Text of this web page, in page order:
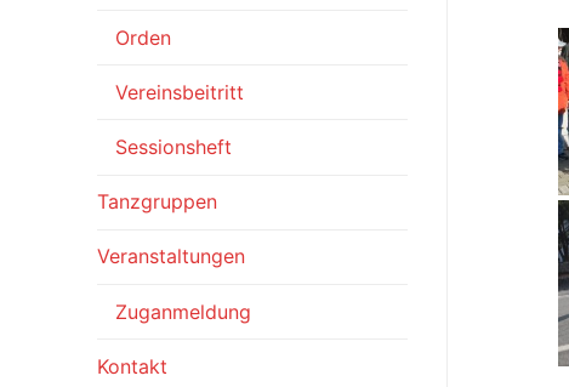
Orden
Vereinsbeitritt
Sessionsheft
Tanzgruppen
Veranstaltungen
Zuganmeldung
Kontakt